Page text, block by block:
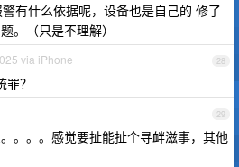
有什么依据呢，设备也是自己的 修了
。（只是不理解）
28
via iPhone
？
29
。。。感觉要扯能扯个寻衅滋事，其他